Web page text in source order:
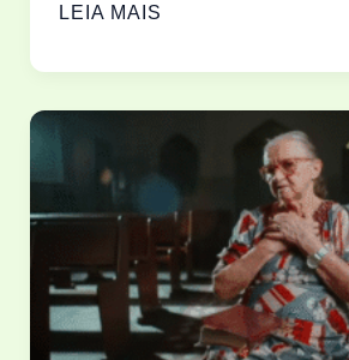
A
DE
QUE
ATEU
SE
LEIA MAIS